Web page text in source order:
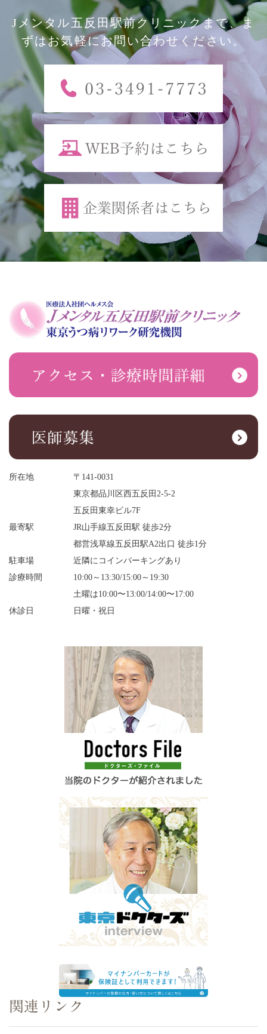
Jメンタル五反田駅前クリニックまで、ま
ずはお気軽にお問い合わせください。
所在地
〒141-0031
東京都品川区西五反田2-5-2
五反田東幸ビル7F
最寄駅
JR山手線五反田駅 徒歩2分
都営浅草線五反田駅A2出口 徒歩1分
駐車場
近隣にコインパーキングあり
診療時間
10:00～13:30/15:00～19:30
土曜は10:00〜13:00/14:00〜17:00
休診日
日曜・祝日
関連リンク